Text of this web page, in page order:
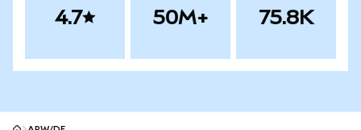
4.7 50M+ 75.8K